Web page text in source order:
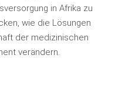
in Afrika zu
wie die Lösungen
der medizinischen
verändern.